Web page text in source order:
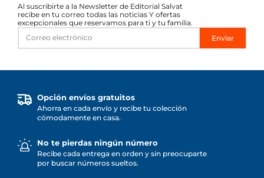
Al suscribirte a la Newsletter de Editorial Salvat
recibe en tu correo todas las noticias Y ofertas
excepcionales que reservamos para ti y tu familia.
Enviar
Opción envíos gratuitos
Ahorra en cada envío y recibe tu colección
cómodamente en casa.
No te pierdas ningún número
Recibe cada entrega en orden y sin preocuparte
por buscar números sueltos.